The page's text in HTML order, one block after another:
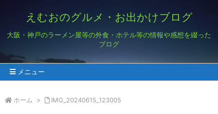
えむおのグルメ・お出かけブログ
大阪・神戸のラーメン屋等の外食・ホテル等の情報や感想を綴った
ブログ
メニュー
ホーム > IMG_20240615_123005